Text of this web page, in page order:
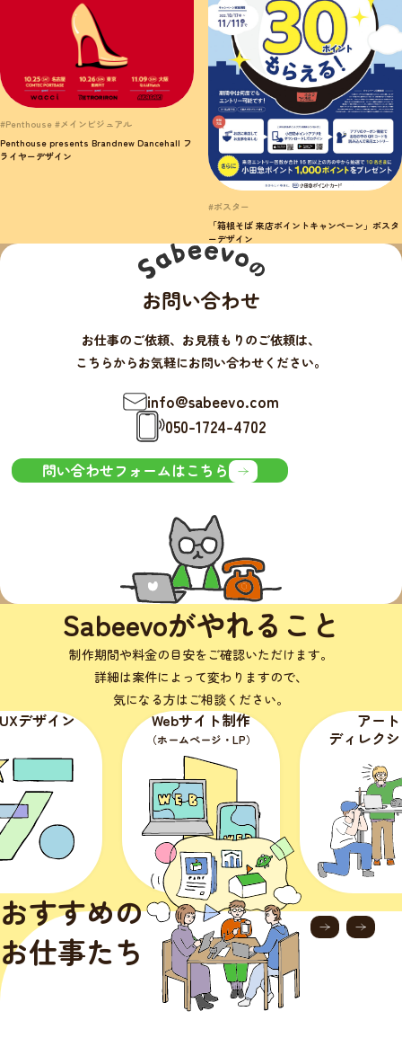
#Penthouse #メインビジュアル
Penthouse presents Brandnew Dancehall フ
ライヤーデザイン
#ポスター
「箱根そば 来店ポイントキャンペーン」ポスタ
ーデザイン
お問い合わせ
お仕事のご依頼、お見積もりのご依頼は、
こちらからお気軽にお問い合わせください。
info@sabeevo.com
050-1724-4702
問い合わせフォームはこちら
Sabeevoがやれること
制作期間や料金の目安をご確認いただけます。
詳細は案件によって変わりますので、
気になる方はご相談ください。
デザイン Webサイト制作
（ホームページ・LP）
アート
ディレク
おすすめの
お仕事たち